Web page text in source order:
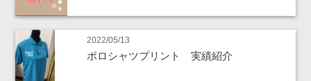
2022/05/13
ポロシャツプリント 実績紹介